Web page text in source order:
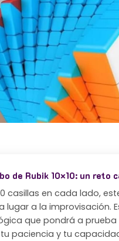
de Rubik 10×10: un reto
casillas en cada lado,
lugar a la improvisación.
que pondrá a
tu paciencia y tu